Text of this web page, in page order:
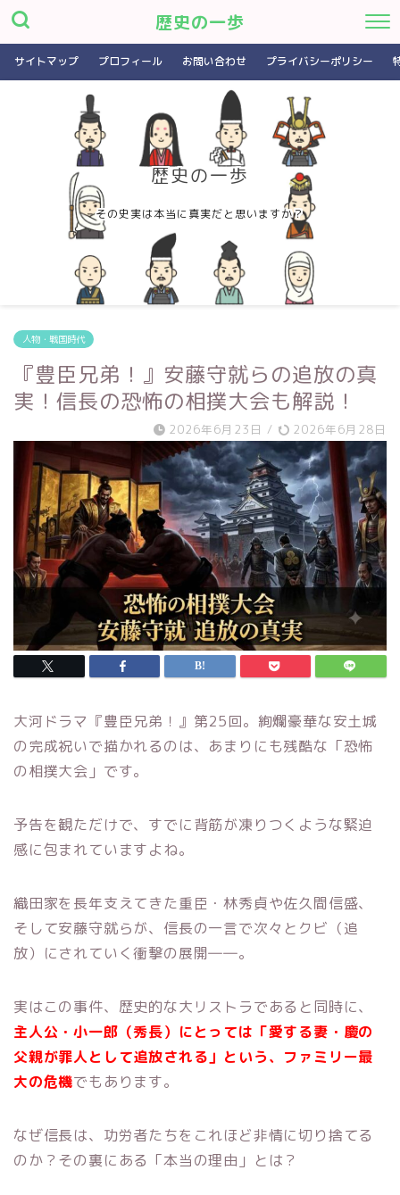
歴史の一歩
サイトマップ プロフィール お問い合わせ プライバシーポリシー
歴史の一歩
その史実は本当に真実だと思いますか？
人物・戦国時代
『豊臣兄弟！』安藤守就らの追放の真
実！信長の恐怖の相撲大会も解説！
2026年6月23日 / 2026年6月28日
大河ドラマ『豊臣兄弟！』第25回。絢爛豪華な安土城
の完成祝いで描かれるのは、あまりにも残酷な「恐怖
の相撲大会」です。
予告を観ただけで、すでに背筋が凍りつくような緊迫
感に包まれていますよね。
織田家を長年支えてきた重臣・林秀貞や佐久間信盛、
そして安藤守就らが、信長の一言で次々とクビ（追
放）にされていく衝撃の展開――。
実はこの事件、歴史的な大リストラであると同時に、
主人公・小一郎（秀長）にとっては「愛する妻・慶の
父親が罪人として追放される」という、ファミリー最
大の危機でもあります。
なぜ信長は、功労者たちをこれほど非情に切り捨てる
のか？その裏にある「本当の理由」とは？